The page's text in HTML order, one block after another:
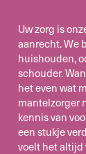
Uw zorg is
aanrecht. We
huishouden,
schouder.
het even wat
mantelzorger
kennis van
een stukje
voelt het altijd